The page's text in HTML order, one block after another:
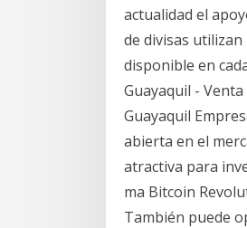
actualidad el
de divisas
disponible en
Guayaquil -
Guayaquil
abierta en el
atractiva para
ma Bitcoin
También puede